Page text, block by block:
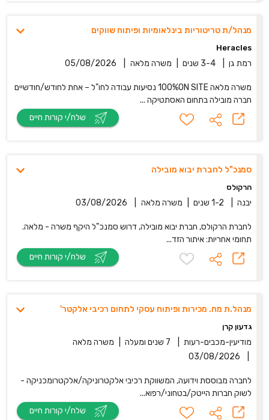
מנהל/ת טריטוריות בינלאומיות ופיתוח שווקים
Heracles
רמת גן 3-4 שנים משרה מלאה 05/08/2026
משרה מלאה 100%ON SITE נסיעות עבודה לחו"ל – אחת לחודש/חודשיים
חברה מובילה בתחום האסתטיקה ...
סמנכ"ל לחברת יבוא מובילה
הרקולס
יבנה 1-2 שנים משרה מלאה 03/08/2026
לחברת הרקולס, חברת יבוא מובילה, דרוש סמנכ"ל היקף משרה - מלאה.
תחומי אחריות: איתור הזד...
מנהל.ת מח. מכירות ופיתוח עסקי לתחום רכיבי אלקטר'
גדעון קרן
מודיעין-מכבים-רעות 7 שנים ומעלה
משרה מלאה
03/08/2026
לחברה מבוססת וידועה, המשווקת רכיבי אלקטרוניקה/אלקטרומכניקה -
לשוק חברות הייטק/בטחוני/רפוא...